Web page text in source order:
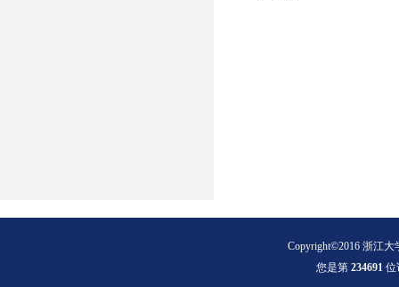
Copyright©2016 浙江大
您是第234691 位